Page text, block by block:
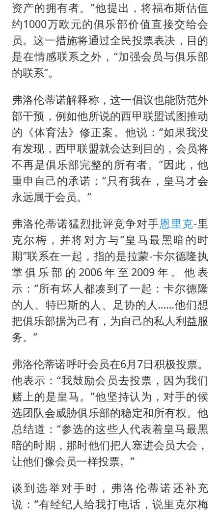
资产的拥有者。”他提出，将福布斯估值
约1000万欧元的俱乐部价值直接交给会
员。这一措施将通过全民投票表决，目的
是在情感联系之外，“加强会员与俱乐部
的联系”。
弗洛伦蒂诺解释称，这一倡议也能防范外
部干预，例如他所说的西甲联盟试图推动
的《体育法》修正案。他说：“如果我没
有发现，西甲联盟就会达到目的，会员将
不再是俱乐部完整的所有者。”因此，他
重申自己的承诺：“只有我在，皇马才会
永远属于会员。”
弗洛伦蒂诺猛烈批评竞争对手恩里克-里
克尔梅，并将对方与“皇马最黑暗的时
期”联系在一起，指的是拉蒙-卡尔德隆执
掌俱乐部的2006年至2009年。他表
示：“所有坏人都凑到了一起：卡尔德隆
的人、特巴斯的人、足协的人……他们想
把俱乐部据为己有，为自己的私人利益服
务。”
弗洛伦蒂诺呼吁会员在6月7日积极投票。
他表示：“我鼓励会员去投票，因为我们
赌上的是皇马。”他坚持认为，对手的候
选团队会威胁俱乐部的稳定和所有权。他
总结道：“参选的这些人代表着皇马最黑
暗的时期，那时他们把人塞进会员大会，
让他们像会员一样投票。”
谈到选举对手时，弗洛伦蒂诺还补充
说：“有经纪人给我打电话，说里克尔梅